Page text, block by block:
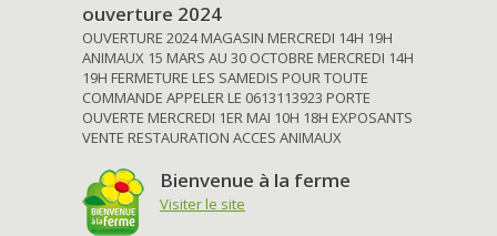
ouverture 2024
OUVERTURE 2024 MAGASIN MERCREDI 14H 19H
ANIMAUX 15 MARS AU 30 OCTOBRE MERCREDI 14H
19H FERMETURE LES SAMEDIS POUR TOUTE
COMMANDE APPELER LE 0613113923 PORTE
OUVERTE MERCREDI 1ER MAI 10H 18H EXPOSANTS
VENTE RESTAURATION ACCES ANIMAUX
Bienvenue à la ferme
Visiter le site